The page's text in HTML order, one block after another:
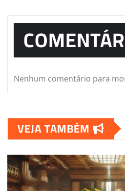
Nenhum comentário para
VEJA TAMBÉM